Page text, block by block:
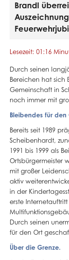
Brandl
Lesezeit: 01:16
Durch seinen
Bereichen hat sich
Gemeinschaft in
noch immer mit
Bleibendes für
Bereits seit 1989
Scheibenhardt,
1991 bis 1999 als
Ortsbürgermeister
mit großer
aktiv
in der
erste
Durch seinen
für den Ort
Über die Grenze.